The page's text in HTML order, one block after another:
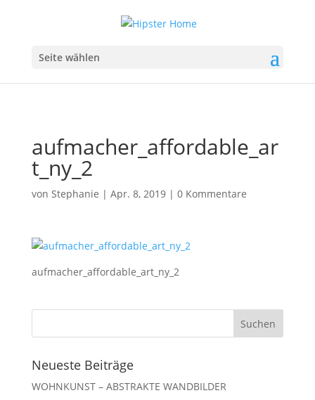
Seite wählen
aufmacher_affordable_ar
t_ny_2
von Stephanie | Apr. 8, 2019| 0 Kommentare
aufmacher_affordable_art_ny_2
Neueste Beiträge
WOHNKUNST – ABSTRAKTE WANDBILDER